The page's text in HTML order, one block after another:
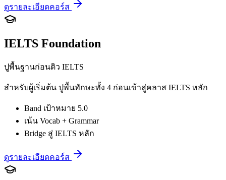
ดูรายละเอียดคอร์ส
IELTS Foundation
ปูพื้นฐานก่อนติว IELTS
สำหรับผู้เริ่มต้น ปูพื้นทักษะทั้ง 4 ก่อนเข้าสู่คลาส IELTS หลัก
Band เป้าหมาย 5.0
เน้น Vocab + Grammar
Bridge สู่ IELTS หลัก
ดูรายละเอียดคอร์ส